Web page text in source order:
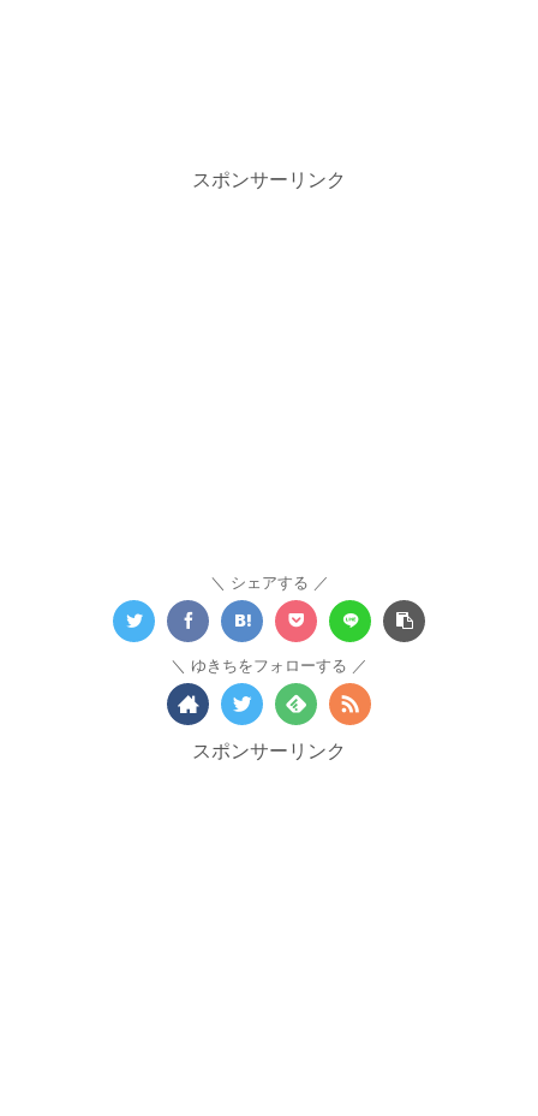
スポンサーリンク
シェアする
ゆきちをフォローする
スポンサーリンク